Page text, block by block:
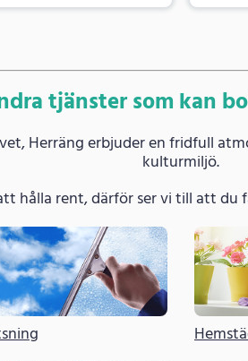
tjänster som kan
Herräng erbjuder en fridfull
kulturmiljö.
hålla rent, därför ser vi till att